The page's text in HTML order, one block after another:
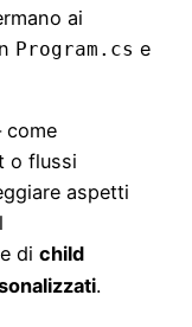
ai
Program.cs e
o flussi
aspetti
di child
.